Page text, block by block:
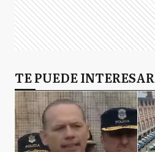
TE PUEDE INTERESAR